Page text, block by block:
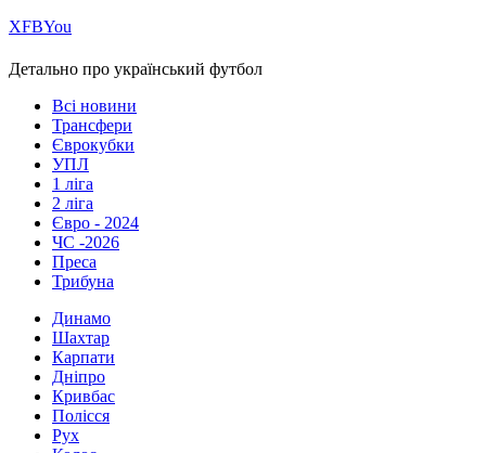
ХFBYou
Детально про український футбол
Всі новини
Трансфери
Єврокубки
УПЛ
1 ліга
2 ліга
Євро - 2024
ЧС -2026
Преса
Трибуна
Динамо
Шахтар
Карпати
Дніпро
Кривбас
Полісся
Рух